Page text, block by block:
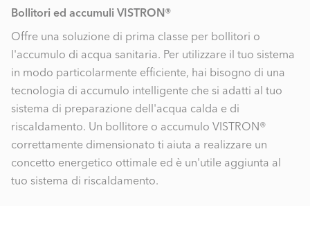
Bollitori ed accumuli VISTRON®
Offre una soluzione di prima classe per bollitori o
l'accumulo di acqua sanitaria. Per utilizzare il tuo sistema
in modo particolarmente efficiente, hai bisogno di una
tecnologia di accumulo intelligente che si adatti al tuo
sistema di preparazione dell'acqua calda e di
riscaldamento. Un bollitore o accumulo VISTRON®
correttamente dimensionato ti aiuta a realizzare un
concetto energetico ottimale ed è un'utile aggiunta al
tuo sistema di riscaldamento.